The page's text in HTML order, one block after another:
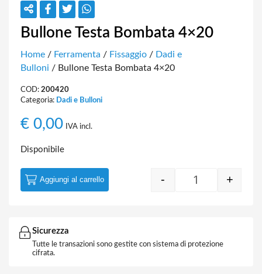
Bullone Testa Bombata 4×20
Home / Ferramenta / Fissaggio / Dadi e
Bulloni / Bullone Testa Bombata 4×20
COD: 200420
Categoria: Dadi e Bulloni
€ 0,00 IVA incl.
Disponibile
Bullone Testa
- +
Aggiungi al carrello
Sicurezza
Tutte le transazioni sono gestite con sistema di protezione
cifrata.